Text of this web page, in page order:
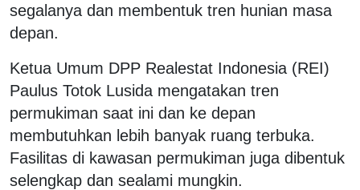
segalanya dan membentuk tren hunian masa
depan.
Ketua Umum DPP Realestat Indonesia (REI)
Paulus Totok Lusida mengatakan tren
permukiman saat ini dan ke depan
membutuhkan lebih banyak ruang terbuka.
Fasilitas di kawasan permukiman juga dibentuk
selengkap dan sealami mungkin.